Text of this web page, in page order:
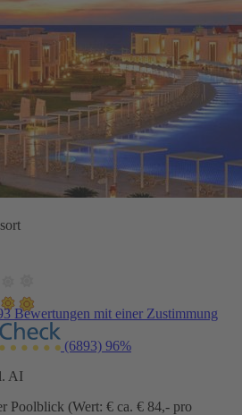
Bewertungen mit einer Zustimmung
(6893) 96%
AI
Poolblick (Wert: € ca. € 84,- pro